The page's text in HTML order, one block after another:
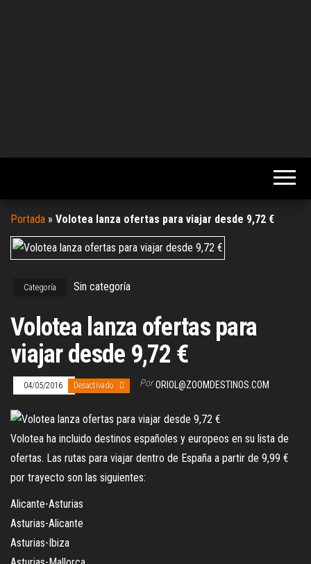
Portada » Volotea lanza ofertas para viajar desde 9,72 €
Categoría Sin categoría
Volotea lanza ofertas para
viajar desde 9,72 €
04/05/2016 Desactivado Por ORIOL@ZOOMDESTINOS.COM
Volotea ha incluido destinos españoles y europeos en su lista de
ofertas. Las rutas para viajar dentro de España a partir de 9,99 €
por trayecto son las siguientes:
Alicante-Asturias
Asturias-Alicante
Asturias-Ibiza